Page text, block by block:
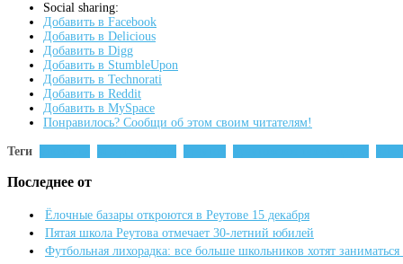
Social sharing:
Добавить в Facebook
Добавить в Delicious
Добавить в Digg
Добавить в StumbleUpon
Добавить в Technorati
Добавить в Reddit
Добавить в MySpace
Понравилось? Сообщи об этом своим читателям!
Теги
Последнее от
Ёлочные базары откроются в Реутове 15 декабря
Пятая школа Реутова отмечает 30-летний юбилей
Футбольная лихорадка: все больше школьников хотят